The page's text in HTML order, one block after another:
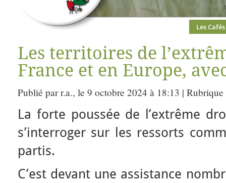
Les Cafés
Les territoires de
France et en Europe,
Publié par r.a., le 9 octobre 2024 à 18:13 |
La forte poussée de l’extrême
s’interroger sur les ressorts
partis.
C’est devant une assistance